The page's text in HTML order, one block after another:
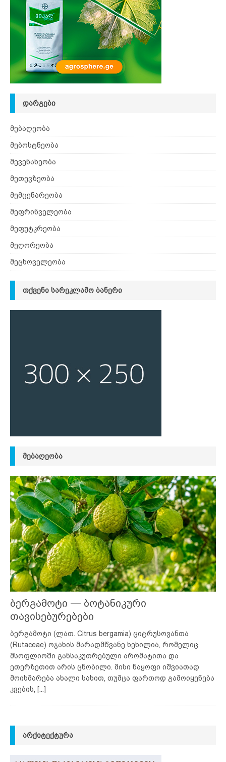
ᲓᲐᲠᲒᲔᲑᲘ
მებაღეობა
მებოსტნეობა
მევენახეობა
მეთევზეობა
მემცენარეობა
მეფრინველეობა
მეფუტკრეობა
მეღორეობა
მეცხოველეობა
ᲗᲥᲕᲔᲜᲘ ᲡᲐᲠᲔᲙᲚᲐᲛᲝ ᲑᲐᲜᲔᲠᲘ
ᲛᲔᲑᲐᲦᲔᲝᲑᲐ
ბერგამოტი — ბოტანიკური
თავისებურებები
ბერგამოტი (ლათ. Citrus bergamia) ციტრუსოვანთა
(Rutaceae) ოჯახის მარადმწვანე ხეხილია, რომელიც
მსოფლიოში განსაკუთრებული არომატითა და
ეთერზეთით არის ცნობილი. მისი ნაყოფი იშვიათად
მოიხმარება ახალი სახით, თუმცა ფართოდ გამოიყენება
კვების, [...]
ᲐᲠᲥᲘᲢᲔᲥᲢᲣᲠᲐ